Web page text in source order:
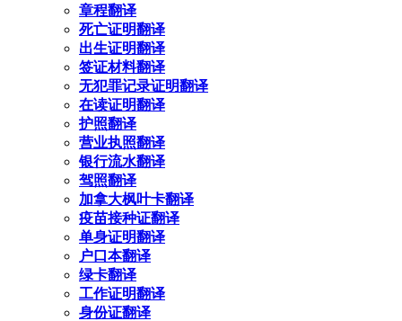
章程翻译
死亡证明翻译
出生证明翻译
签证材料翻译
无犯罪记录证明翻译
在读证明翻译
护照翻译
营业执照翻译
银行流水翻译
驾照翻译
加拿大枫叶卡翻译
疫苗接种证翻译
单身证明翻译
户口本翻译
绿卡翻译
工作证明翻译
身份证翻译